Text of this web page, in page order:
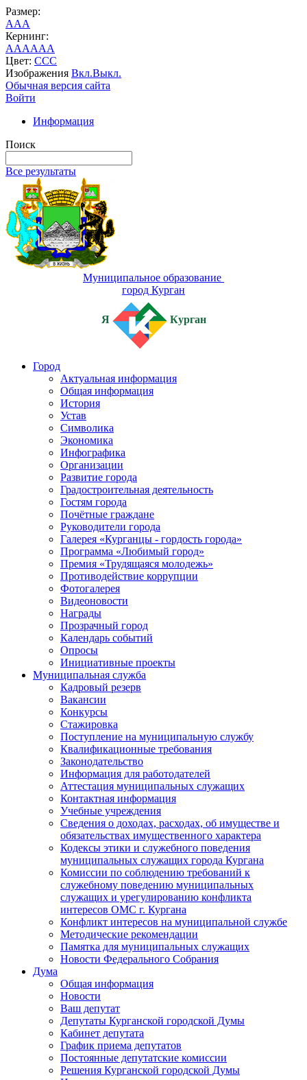
Размер:
AAA
Кернинг:
AAAAAA
Цвет: CCC
Изображения Вкл.Выкл.
Обычная версия сайта
Войти
Информация
Поиск
Все результаты
Муниципальное образование
город Курган
Я Курган
Город
Актуальная информация
Общая информация
История
Устав
Символика
Экономика
Инфографика
Организации
Развитие города
Градостроительная деятельность
Гостям города
Почётные граждане
Руководители города
Галерея «Курганцы - гордость города»
Программа «Любимый город»
Премия «Трудящаяся молодежь»
Противодействие коррупции
Фотогалерея
Видеоновости
Награды
Прозрачный город
Календарь событий
Опросы
Инициативные проекты
Муниципальная служба
Кадровый резерв
Вакансии
Конкурсы
Стажировка
Поступление на муниципальную службу
Квалификационные требования
Законодательство
Информация для работодателей
Аттестация муниципальных служащих
Контактная информация
Учебные учреждения
Сведения о доходах, расходах, об имуществе и
обязательствах имущественного характера
Кодексы этики и служебного поведения
муниципальных служащих города Кургана
Комиссии по соблюдению требований к
служебному поведению муниципальных
служащих и урегулированию конфликта
интересов ОМС г. Кургана
Конфликт интересов на муниципальной службе
Методические рекомендации
Памятка для муниципальных служащих
Новости Федерального Cобрания
Дума
Общая информация
Новости
Ваш депутат
Депутаты Курганской городской Думы
Кабинет депутата
График приема депутатов
Постоянные депутатские комиссии
Решения Курганской городской Думы